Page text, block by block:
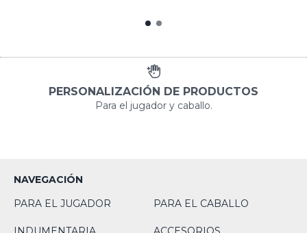
PERSONALIZACIÓN DE PRODUCTOS
Para el jugador y caballo.
NAVEGACIÓN
PARA EL JUGADOR
PARA EL CABALLO